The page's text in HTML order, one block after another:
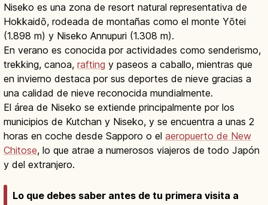
Niseko es una zona de resort natural representativa de
Hokkaidō, rodeada de montañas como el monte Yōtei
(1.898 m) y Niseko Annupuri (1.308 m).
En verano es conocida por actividades como senderismo,
trekking, canoa, rafting y paseos a caballo, mientras que
en invierno destaca por sus deportes de nieve gracias a
una calidad de nieve reconocida mundialmente.
El área de Niseko se extiende principalmente por los
municipios de Kutchan y Niseko, y se encuentra a unas 2
horas en coche desde Sapporo o el aeropuerto de New
Chitose, lo que atrae a numerosos viajeros de todo Japón
y del extranjero.
Lo que debes saber antes de tu primera visita a